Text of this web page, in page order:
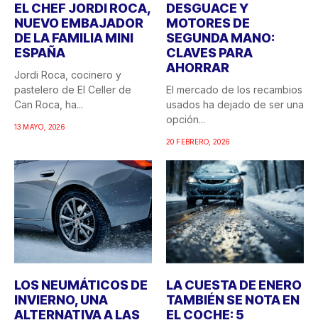
EL CHEF JORDI ROCA,
NUEVO EMBAJADOR
DE LA FAMILIA MINI
ESPAÑA
Jordi Roca, cocinero y
pastelero de El Celler de
Can Roca, ha...
13 MAYO, 2026
DESGUACE Y
MOTORES DE
SEGUNDA MANO:
CLAVES PARA
AHORRAR
El mercado de los recambios
usados ha dejado de ser una
opción...
20 FEBRERO, 2026
LOS NEUMÁTICOS DE
INVIERNO, UNA
ALTERNATIVA A LAS
LA CUESTA DE ENERO
TAMBIÉN SE NOTA EN
EL COCHE: 5